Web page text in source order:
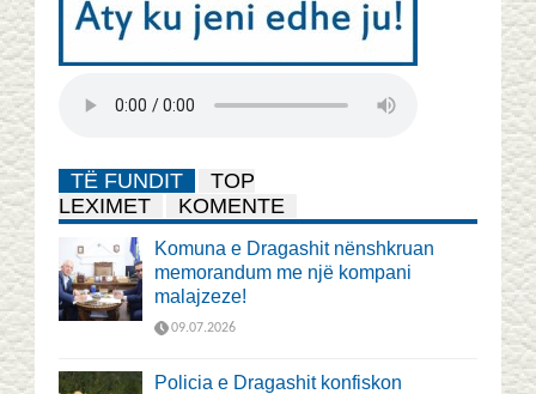
TË FUNDIT
TOP
LEXIMET
KOMENTE
Komuna e Dragashit nënshkruan
memorandum me një kompani
malajzeze!
09.07.2026
Policia e Dragashit konfiskon